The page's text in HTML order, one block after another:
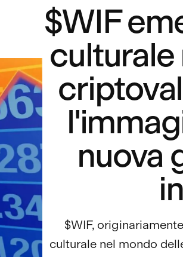
$WIF
culturale
nuova
$WIF,
culturale nel mondo